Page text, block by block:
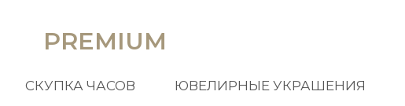
PREMIUM
СКУПКА ЧАСОВ ЮВЕЛИРНЫЕ УКРАШЕНИЯ